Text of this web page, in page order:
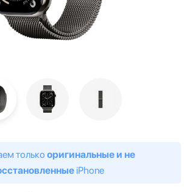
только оригинальные и не
iPhone